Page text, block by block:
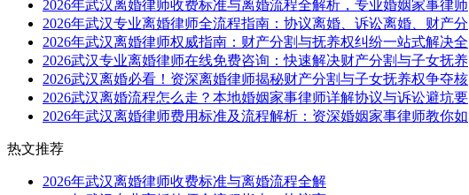
2026年武汉离婚律师收费标准与离婚流程全解析，专业婚姻家事律师
2026年武汉专业离婚律师全流程指南：协议离婚、诉讼离婚、财产分
2026年武汉离婚律师权威指南：财产分割与抚养权纠纷一站式解决全
2026武汉专业离婚律师在线免费咨询：快速解决财产分割与子女抚养
2026武汉离婚必看！资深离婚律师揭秘财产分割与子女抚养权争夺核
2026武汉离婚流程怎么走？本地婚姻家事律师详解协议与诉讼避坑要
2026年武汉离婚律师费用标准及流程解析：资深婚姻家事律师教你如
热文推荐
2026年武汉离婚律师收费标准与离婚流程全解